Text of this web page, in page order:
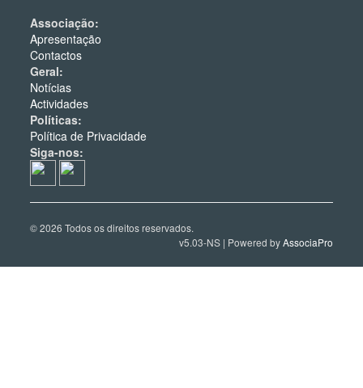
Associação:
Apresentação
Contactos
Geral:
Notícias
Actividades
Políticas:
Política de Privacidade
Siga-nos:
© 2026 Todos os direitos reservados.
v5.03-NS | Powered byAssociaPro